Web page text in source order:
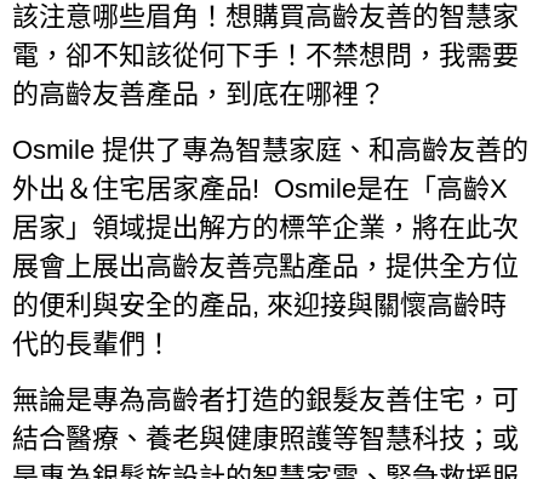
該注意哪些眉角！想購買高齡友善的智慧家
電，卻不知該從何下手！不禁想問，我需要
的高齡友善產品，到底在哪裡？
Osmile 提供了專為智慧家庭、和高齡友善的
外出＆住宅居家產品! Osmile是在「高齡X
居家」領域提出解方的標竿企業，將在此次
展會上展出高齡友善亮點產品，提供全方位
的便利與安全的產品, 來迎接與關懷高齡時
代的長輩們！
無論是專為高齡者打造的銀髮友善住宅，可
結合醫療、養老與健康照護等智慧科技；或